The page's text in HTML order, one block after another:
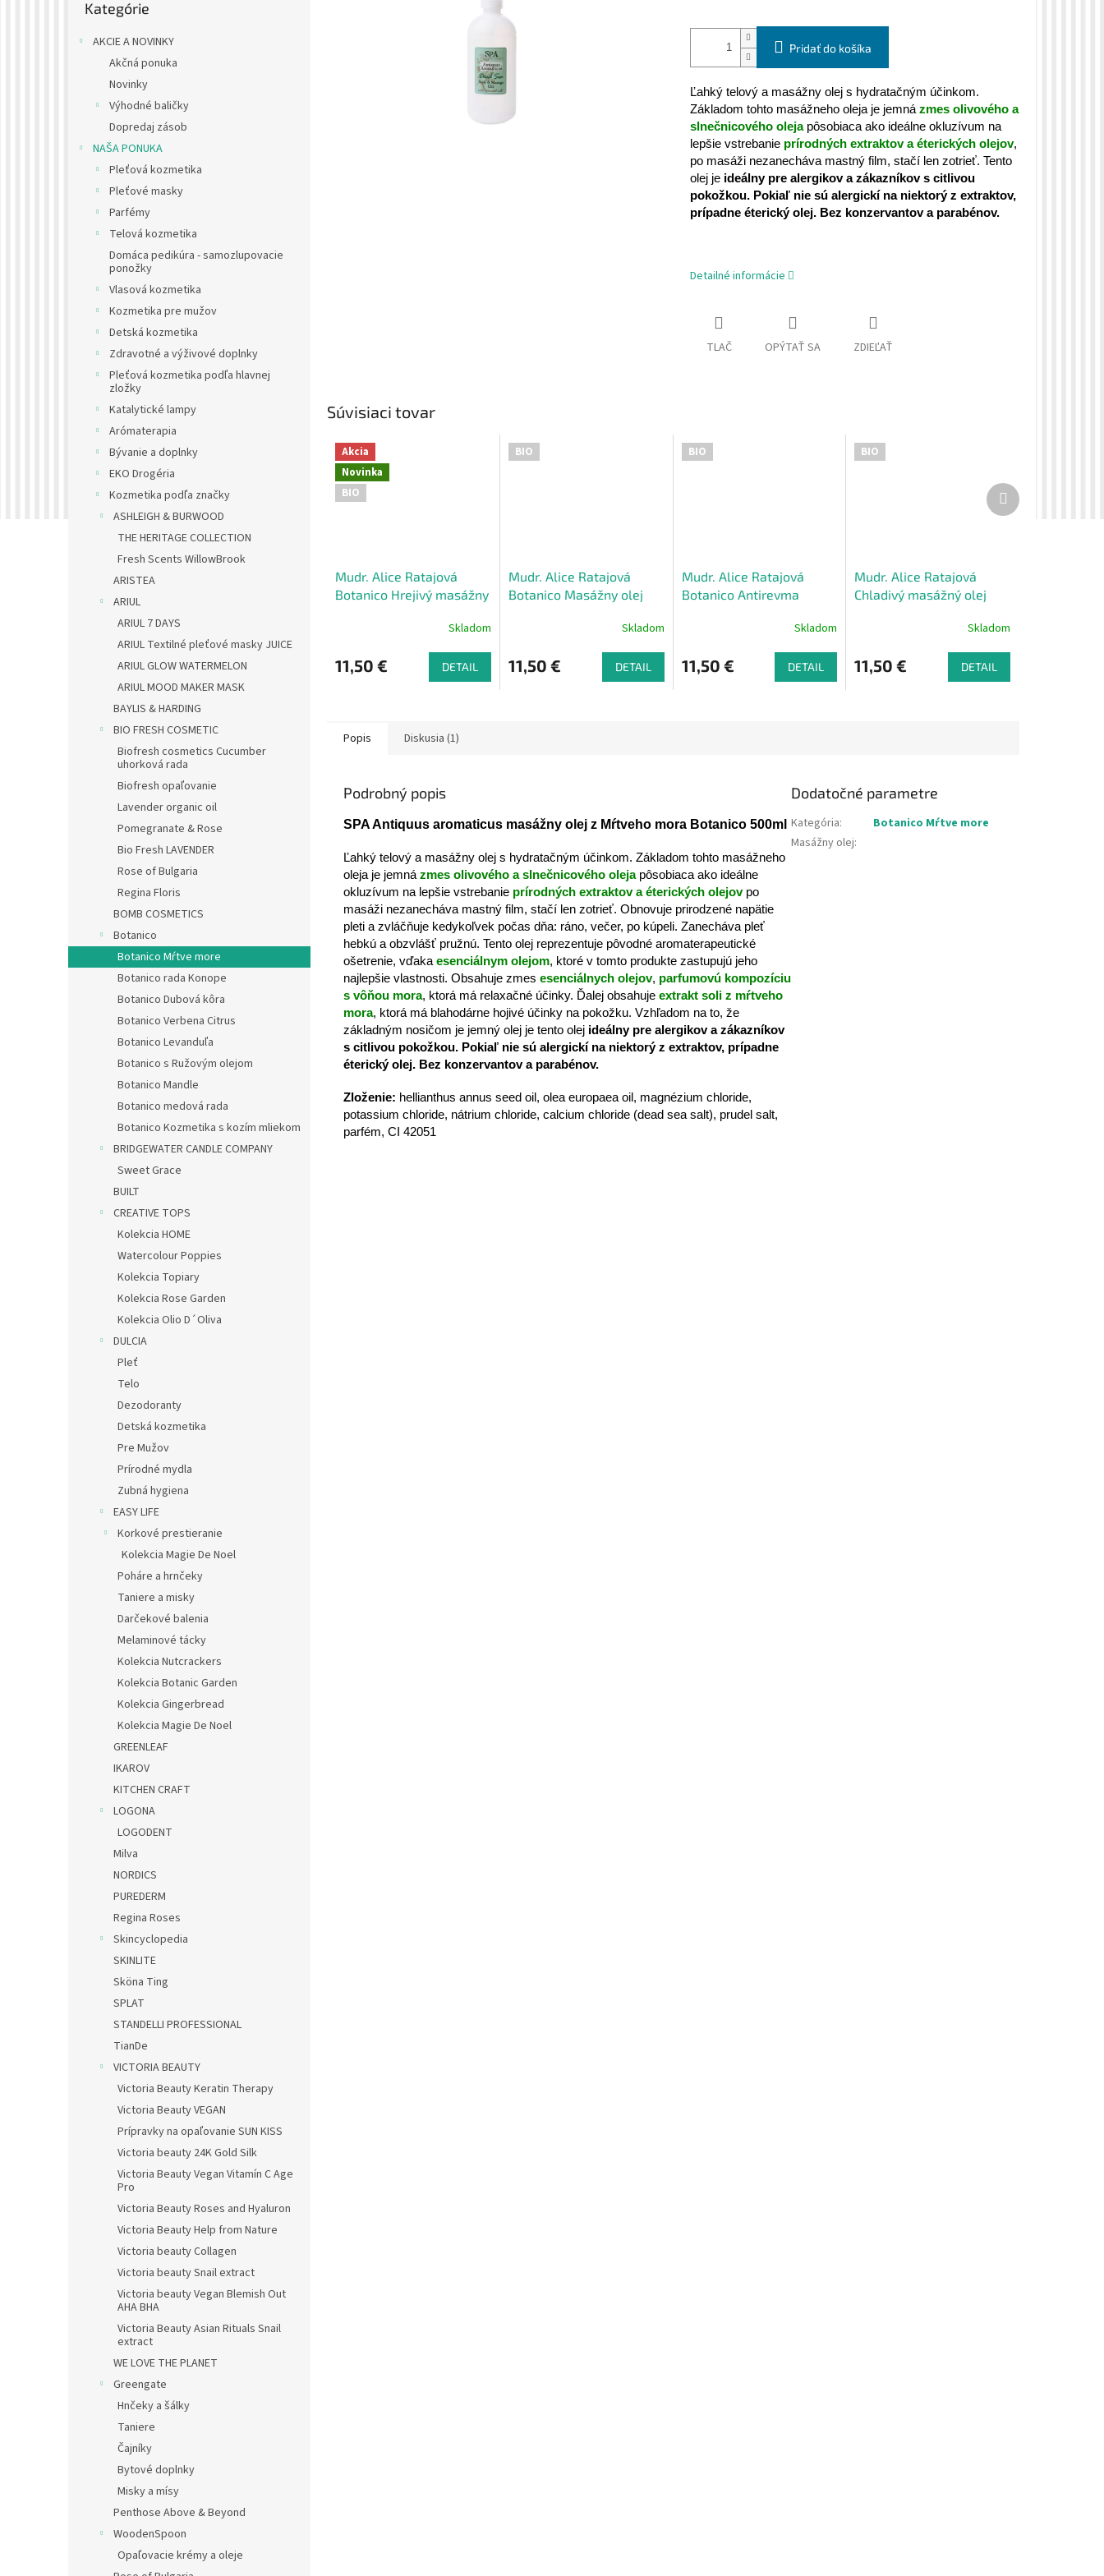
kategórie
Kategórie
AKCIE A NOVINKY
Akčná ponuka
Novinky
Výhodné baličky
Dopredaj zásob
NAŠA PONUKA
Pleťová kozmetika
Pleťové masky
Parfémy
Telová kozmetika
Domáca pedikúra - samozlupovacie
ponožky
Vlasová kozmetika
Kozmetika pre mužov
Detská kozmetika
Zdravotné a výživové doplnky
Pleťová kozmetika podľa hlavnej
zložky
Katalytické lampy
Arómaterapia
Bývanie a doplnky
EKO Drogéria
Kozmetika podľa značky
ASHLEIGH & BURWOOD
THE HERITAGE COLLECTION
Fresh Scents WillowBrook
ARISTEA
ARIUL
ARIUL 7 DAYS
ARIUL Textilné pleťové masky JUICE
ARIUL GLOW WATERMELON
ARIUL MOOD MAKER MASK
BAYLIS & HARDING
BIO FRESH COSMETIC
Biofresh cosmetics Cucumber
uhorková rada
Biofresh opaľovanie
Lavender organic oil
Pomegranate & Rose
Bio Fresh LAVENDER
Rose of Bulgaria
Regina Floris
BOMB COSMETICS
Botanico
Botanico Mŕtve more
Botanico rada Konope
Botanico Dubová kôra
Botanico Verbena Citrus
Botanico Levanduľa
Botanico s Ružovým olejom
Botanico Mandle
Botanico medová rada
Botanico Kozmetika s kozím mliekom
BRIDGEWATER CANDLE COMPANY
Sweet Grace
BUILT
CREATIVE TOPS
Kolekcia HOME
Watercolour Poppies
Kolekcia Topiary
Kolekcia Rose Garden
Kolekcia Olio D´Oliva
DULCIA
Pleť
Telo
Dezodoranty
Detská kozmetika
Pre Mužov
Prírodné mydla
Zubná hygiena
EASY LIFE
Korkové prestieranie
Kolekcia Magie De Noel
Poháre a hrnčeky
Taniere a misky
Darčekové balenia
Melaminové tácky
Kolekcia Nutcrackers
Kolekcia Botanic Garden
Kolekcia Gingerbread
Kolekcia Magie De Noel
GREENLEAF
IKAROV
KITCHEN CRAFT
LOGONA
LOGODENT
Milva
NORDICS
PUREDERM
Regina Roses
Skincyclopedia
SKINLITE
Sköna Ting
SPLAT
STANDELLI PROFESSIONAL
TianDe
VICTORIA BEAUTY
Victoria Beauty Keratin Therapy
Victoria Beauty VEGAN
Prípravky na opaľovanie SUN KISS
Victoria beauty 24K Gold Silk
Victoria Beauty Vegan Vitamín C Age
Pro
Victoria Beauty Roses and Hyaluron
Victoria Beauty Help from Nature
Victoria beauty Collagen
Victoria beauty Snail extract
Victoria beauty Vegan Blemish Out
AHA BHA
Victoria Beauty Asian Rituals Snail
extract
WE LOVE THE PLANET
Greengate
Hnčeky a šálky
Taniere
Čajníky
Bytové doplnky
Misky a mísy
Penthose Above & Beyond
WoodenSpoon
Opaľovacie krémy a oleje
Pridať do košíka
Ľahký telový a masážny olej s hydratačným účinkom.
Základom tohto masážneho oleja je jemnázmes olivového a
slnečnicového olejapôsobiaca ako ideálne okluzívum na
lepšie vstrebanie prírodných extraktov a éterických olejov,
po masáži nezanecháva mastný film, stačí len zotrieť. Tento
olej je ideálny pre alergikov a zákazníkov s citlivou
pokožkou. Pokiaľ nie sú alergickí na niektorý z extraktov,
prípadne éterický olej. Bez konzervantov a parabénov.
Detailné informácie
TLAČ OPÝTAŤ SA ZDIEĽAŤ
Súvisiaci tovar
Akcia
Novinka
BIO
Mudr. Alice Ratajová
Botanico Hrejivý masážny
Skladom
11,50 € DETAIL
BIO
Mudr. Alice Ratajová
Botanico Masážny olej
Skladom
11,50 € DETAIL
BIO
Mudr. Alice Ratajová
Botanico Antirevma
Skladom
11,50 € DETAIL
BIO
Mudr. Alice Ratajová
Chladivý masážný olej
Skladom
11,50 € DETAIL
Ďalší
produkt
Popis Diskusia (1)
Podrobný popis
SPA Antiquus aromaticus masážny olej z Mŕtveho mora Botanico 500ml
Ľahký telový a masážny olej s hydratačným účinkom. Základom tohto masážneho
oleja je jemnázmes olivového a slnečnicového olejapôsobiaca ako ideálne
okluzívum na lepšie vstrebanie prírodných extraktov a éterických olejovpo
masáži nezanecháva mastný film, stačí len zotrieť. Obnovuje prirodzené napätie
pleti a zvláčňuje kedykoľvek počas dňa: ráno, večer, po kúpeli. Zanecháva pleť
hebkú a obzvlášť pružnú. Tento olej reprezentuje pôvodné aromaterapeutické
ošetrenie, vďakaesenciálnym olejom, ktoré v tomto produkte zastupujú jeho
najlepšie vlastnosti. Obsahuje zmes esenciálnych olejov, parfumovú kompozíciu
s vôňou mora, ktorá má relaxačné účinky. Ďalej obsahuje extrakt soli z mŕtveho
mora, ktorá má blahodárne hojivé účinky na pokožku. Vzhľadom na to, že
základným nosičom je jemný olej je tento olej ideálny pre alergikov a zákazníkov
s citlivou pokožkou. Pokiaľ nie sú alergickí na niektorý z extraktov, prípadne
éterický olej. Bez konzervantov a parabénov.
Zloženie: hellianthus annus seed oil, olea europaea oil, magnézium chloride,
potassium chloride, nátrium chloride, calcium chloride (dead sea salt), prudel salt,
parfém, CI 42051
Dodatočné parametre
Kategória:
Botanico Mŕtve more
Masážny olej: